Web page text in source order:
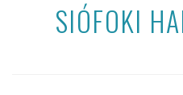
SIÓFOKI